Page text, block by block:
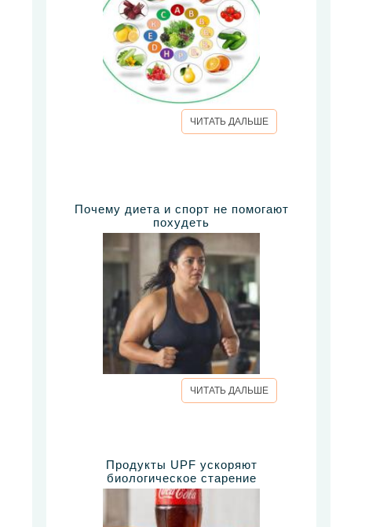
ЧИТАТЬ ДАЛЬШЕ
Почему диета и спорт не помогают
похудеть
ЧИТАТЬ ДАЛЬШЕ
Продукты UPF ускоряют
биологическое старение